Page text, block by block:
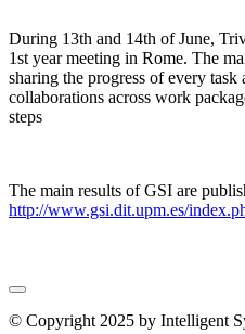
During 13th and 14th of June,
1st year meeting in Rome. The
sharing the progress of every
collaborations across work
steps
The main results of GSI are
http://www.gsi.dit.upm.es/
© Copyright 2025 by Intelligent